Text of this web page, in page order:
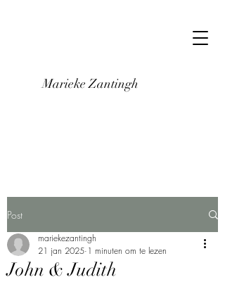
Marieke Zantingh
Post
John & Judith
mariekezantingh
21 jan 2025 1 minuten om te lezen